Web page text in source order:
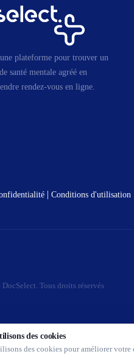
des cookies
des cookies pour améliorer votre
plateforme pour trouver un
santé mentale agréé en
rendez-vous en ligne.
|Conditions d'utilisation
Tous droits réservés